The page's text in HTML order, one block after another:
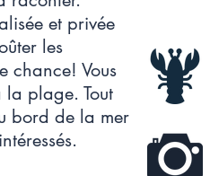
et privée
les
chance! Vous
la plage. Tout
bord de la mer